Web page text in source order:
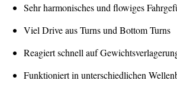
Sehr harmonisches und flowiges
Viel Drive aus Turns und Bottom Turns
Reagiert schnell auf
Funktioniert in unterschiedlichen